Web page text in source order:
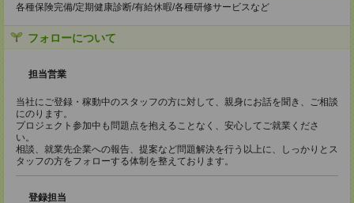
各種保険完備/定期健康診断/有給休暇/各種研修サービスなど
フォローについて
担当営業
当社にご登録・稼動中のスタッフの方に対して、親身にお話を聞き、ご相談
にのります。
プロジェクト参加中も問題点を抱えることなく、安心してご就業くださ
い。
相談、就業先企業への報告、提案など問題解決を行う以上に、しっかりとス
タッフの方をフォローする体制を整えております。
登録担当